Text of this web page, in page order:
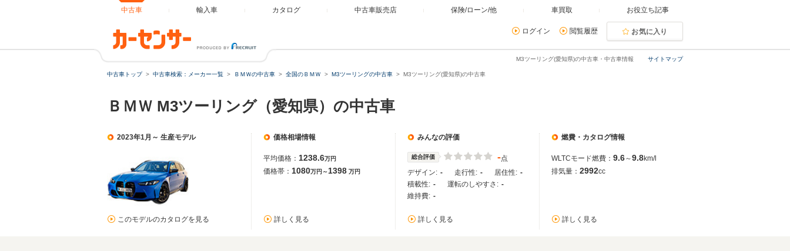
中古車 輸入車 カタログ 中古車販売店 保険/ローン/他 車買取 お役立ち記事
ログイン 閲覧履歴 お気に入り
サイトマップ
M3ツーリング(愛知県)の中古車・中古車情報
中古車トップ 中古車検索：メーカー一覧 ＢＭＷの中古車 全国のＢＭＷ M3ツーリングの中古車 M3ツーリング(愛知県)の中古車
ＢＭＷ M3ツーリング（愛知県）の中古車
2023年1月～ 生産モデル
このモデルのカタログを見る
価格相場情報
平均価格： 1238.6万円
価格帯： 1080万円～1398 万円
詳しく見る
みんなの評価
総合評価 -点
デザイン: - 走行性: - 居住性: -
積載性: - 運転のしやすさ: -
維持費: -
詳しく見る
燃費・カタログ情報
WLTCモード燃費： 9.6～9.8km/l
排気量： 2992cc
詳しく見る